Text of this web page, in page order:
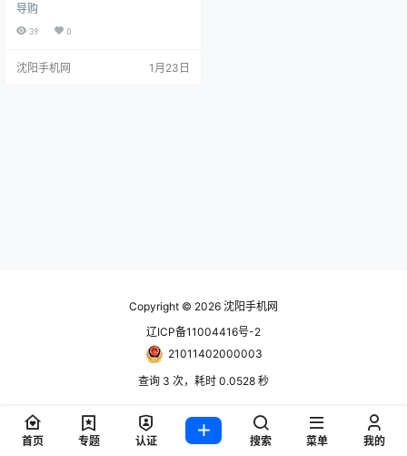
持9种主题侦测，包括人物、动物、
交通工具等，并且支持3D追踪，具
焦，满足日常拍摄没问题。 在视频
导购
39 0
沈阳手机网 1月23日
Copyright © 2026 沈阳手机网
辽ICP备11004416号-2
21011402000003
查询 3 次，耗时 0.0528 秒
首页 专题 认证 搜索 菜单 我的